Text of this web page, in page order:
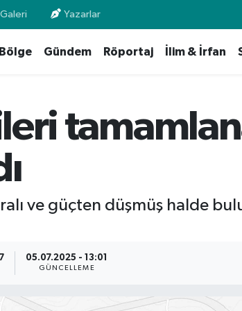
Yazarlar
Bölge Gündem Röportaj İlim & İrfan
ve güçten düşmüş halde
05.07.2025 - 13:01
GÜNCELLEME